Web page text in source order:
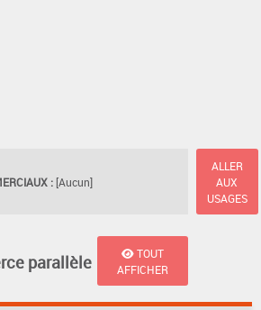
: [Aucun]
ALLER
AUX
USAGES
parallèle
TOUT
AFFICHER